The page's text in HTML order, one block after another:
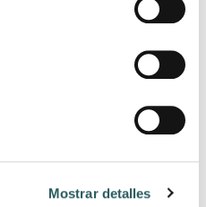
Mostrar detalles